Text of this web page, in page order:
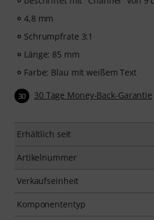
4,8 mm
Schrumpfrate 3:1
Länge: 85 mm
Farbe: Blau mit weißem Text
30 30 Tage Money-Back-Garantie
Erhältlich seit
Artikelnummer
Verkaufseinheit
Komponententyp